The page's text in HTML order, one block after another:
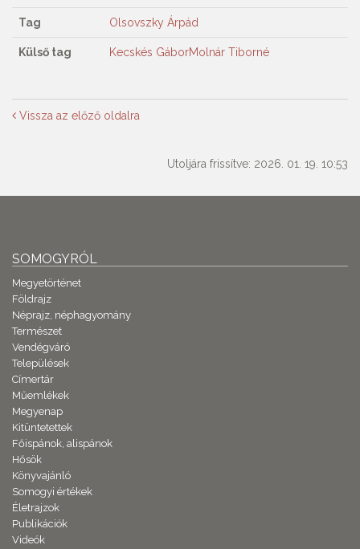
Tag Olsovszky Árpád
Külső tag Kecskés GáborMolnár Tiborné
Vissza az előző oldalra
Utoljára frissítve: 2026. 01. 19. 10:53
SOMOGYRÓL
Megyetörténet
Földrajz
Néprajz, néphagyomány
Természet
Vendégváró
Települések
Címertár
Műemlékek
Megyenap
Kitüntetettek
Főispánok, alispánok
Hősök
Könyvajánló
Somogyi értékek
Életrajzok
Publikációk
Videók